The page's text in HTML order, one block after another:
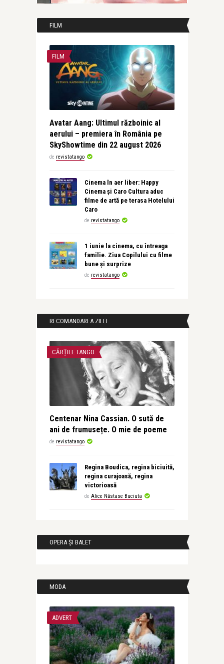
FILM
FILM
Avatar Aang: Ultimul războinic al
aerului – premiera în România pe
SkyShowtime din 22 august 2026
de revistatango
Cinema în aer liber: Happy
Cinema și Caro Cultura aduc
filme de artă pe terasa Hotelului
Caro
de revistatango
1 iunie la cinema, cu întreaga
familie. Ziua Copilului cu filme
bune și surprize
de revistatango
RECOMANDAREA ZILEI
CĂRȚILE TANGO
Centenar Nina Cassian. O sută de
ani de frumusețe. O mie de poeme
de revistatango
Regina Boudica, regina biciuită,
regina curajoasă, regina
victorioasă
de Alice Năstase Buciuta
OPERA ȘI BALET
MODA
ADVERT